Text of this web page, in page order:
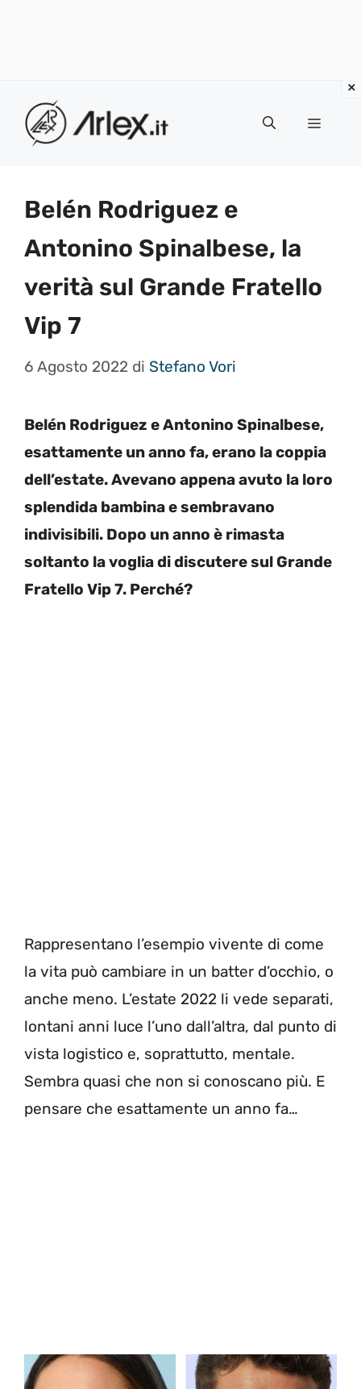
contenuto
Menu
Belén Rodriguez e
Antonino Spinalbese, la
verità sul Grande Fratello
Vip 7
6 Agosto 2022 di Stefano Vori
Belén Rodriguez e Antonino Spinalbese,
esattamente un anno fa, erano la coppia
dell’estate. Avevano appena avuto la loro
splendida bambina e sembravano
indivisibili. Dopo un anno è rimasta
soltanto la voglia di discutere sul Grande
Fratello Vip 7. Perché?
Rappresentano l’esempio vivente di come
la vita può cambiare in un batter d’occhio, o
anche meno. L’estate 2022 li vede separati,
lontani anni luce l’uno dall’altra, dal punto di
vista logistico e, soprattutto, mentale.
Sembra quasi che non si conoscano più. E
pensare che esattamente un anno fa…